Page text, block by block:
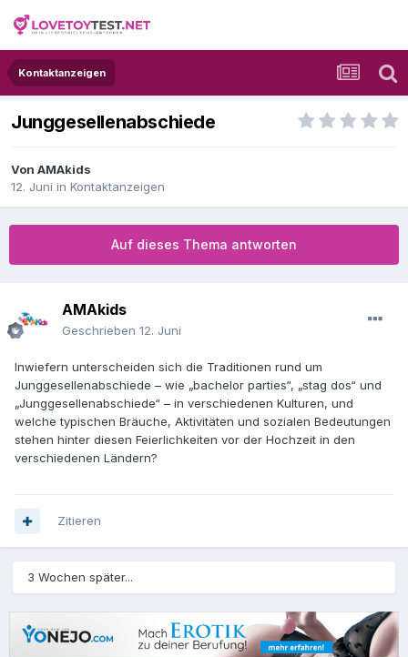
Kontaktanzeigen
Junggesellenabschiede
Von AMAkids
12. Juni in Kontaktanzeigen
Auf dieses Thema antworten
AMAkids
Geschrieben 12. Juni
Inwiefern unterscheiden sich die Traditionen rund um
Junggesellenabschiede – wie „bachelor parties“, „stag dos“ und
„Junggesellenabschiede“ – in verschiedenen Kulturen, und
welche typischen Bräuche, Aktivitäten und sozialen Bedeutungen
stehen hinter diesen Feierlichkeiten vor der Hochzeit in den
verschiedenen Ländern?
Zitieren
3 Wochen später...